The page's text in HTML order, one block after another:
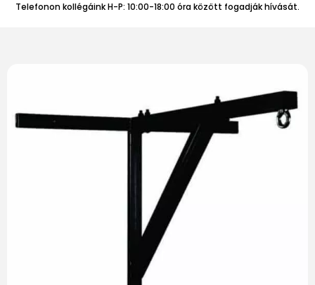
Telefonon kollégáink H-P: 10:00-18:00 óra között fogadják hívását.